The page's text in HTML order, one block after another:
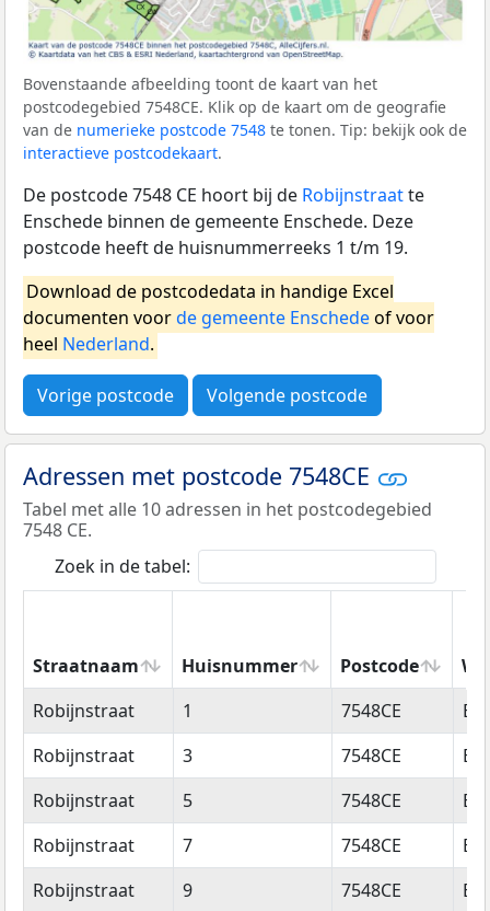
Bovenstaande afbeelding toont de kaart van het
postcodegebied 7548CE. Klik op de kaart om de geografie
van de numerieke postcode 7548 te tonen. Tip: bekijk ook de
interactieve postcodekaart.
De postcode 7548 CE hoort bij de Robijnstraatte
Enschede binnen de gemeente Enschede. Deze
postcode heeft de huisnummerreeks 1 t/m 19.
Download de postcodedata in handige Excel
documenten voorde gemeente Enschedeof voor
heel Nederland.
Vorige postcode Volgende postcode
Adressen met postcode 7548CE
Tabel met alle 10 adressen in het postcodegebied
7548 CE.
Zoek in de tabel:
Straatnaam Huisnummer Postcode
Straatnaam
Huisnummer Postcode
Robijnstraat 1 7548CE
Robijnstraat
3 7548CE
Robijnstraat
5 7548CE
Robijnstraat
7 7548CE
Robijnstraat
9 7548CE